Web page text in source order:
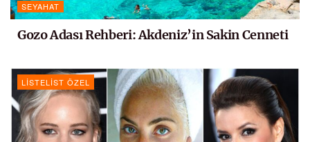
SEYAHAT
Gozo Adası Rehberi: Akdeniz’in Sakin Cenneti
LISTELIST ÖZEL